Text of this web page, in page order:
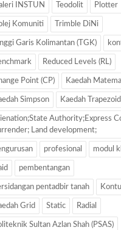
INSTUN Teodolit Plotter
Komuniti Trimble DiNi
Garis Kolimantan (TGK)
Reduced Levels (RL)
Point (CP) Kaedah
Simpson Kaedah
Authority;Express
Land development;
profesional modul
pembentangan
pentadbir tanah
Grid Static Radial
Sultan Azlan Shah (PSAS)